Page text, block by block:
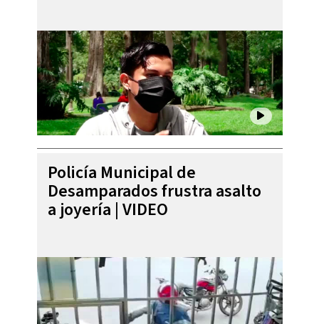
Policía Municipal de
Desamparados frustra asalto
a joyería | VIDEO